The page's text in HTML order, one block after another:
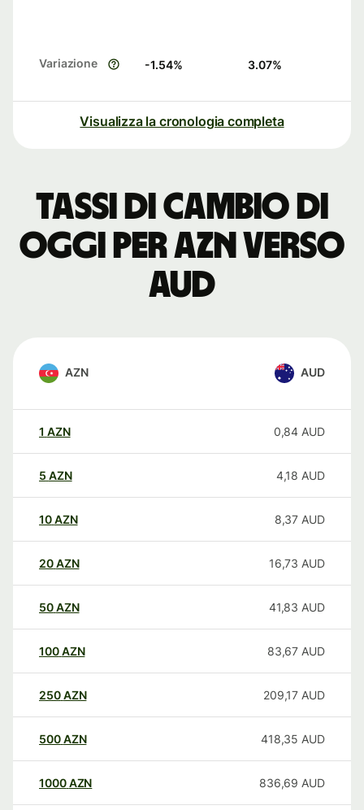
Variazione -1.54% 3.07%
Visualizza la cronologia completa
Tassi di cambio di
oggi per AZN verso
AUD
AZN AUD
1 AZN 0,84 AUD
5 AZN 4,18 AUD
10AZN 8,37 AUD
20AZN 16,73 AUD
50AZN 41,83 AUD
100AZN 83,67 AUD
250AZN 209,17 AUD
500AZN 418,35 AUD
1000AZN 836,69 AUD